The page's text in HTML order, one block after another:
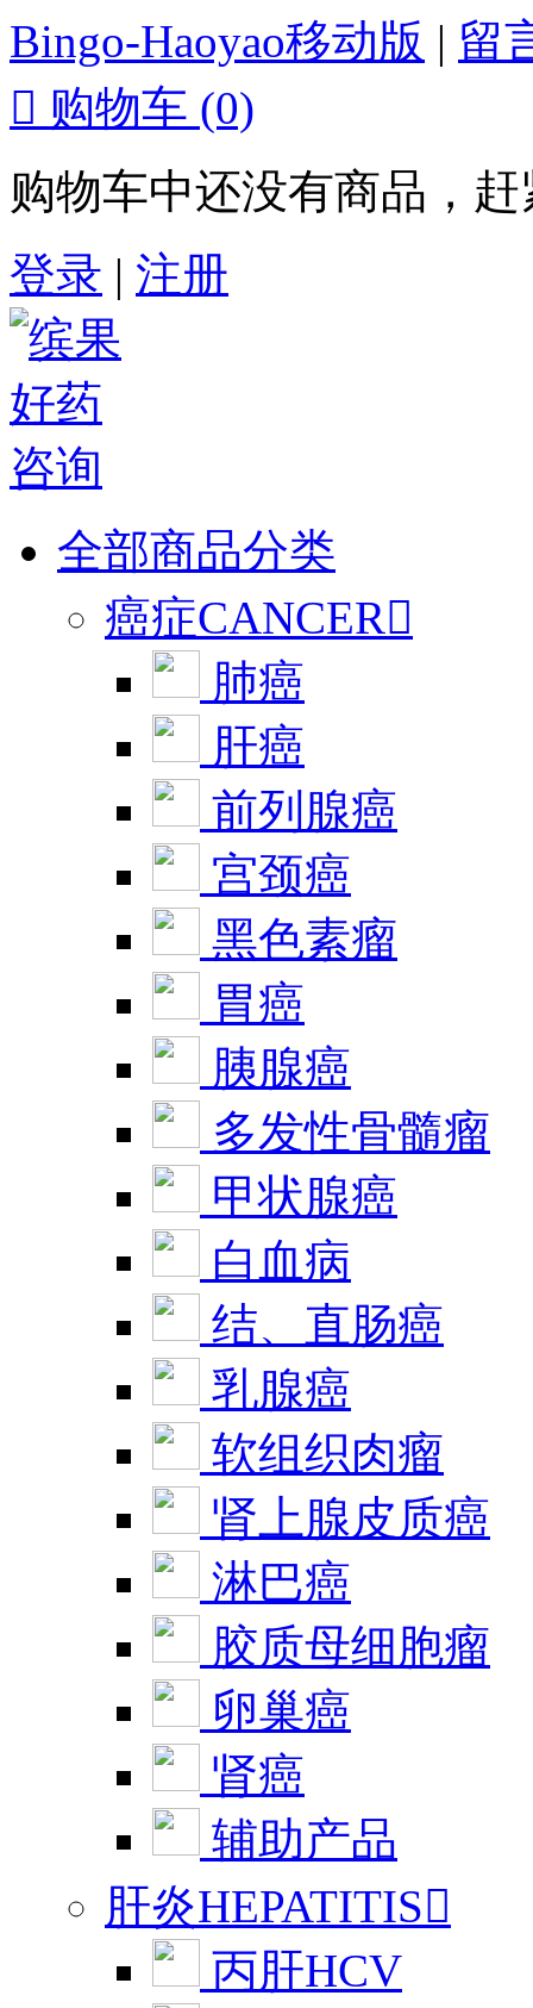
Bingo-Haoyao移动版 | 留
 购物车 (0)
购物车中还没有商品，
登录 | 注册
全部商品分类
癌症CANCER
肺癌
肝癌
前列腺癌
宫颈癌
黑色素瘤
胃癌
胰腺癌
多发性骨髓瘤
甲状腺癌
白血病
结、直肠癌
乳腺癌
软组织肉瘤
肾上腺皮质癌
淋巴癌
胶质母细胞瘤
卵巢癌
肾癌
辅助产品
肝炎HEPATITIS
丙肝HCV